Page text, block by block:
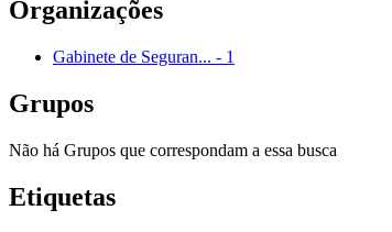
Organizações
Gabinete de Seguran... - 1
Grupos
Não há Grupos que correspondam a essa busca
Etiquetas